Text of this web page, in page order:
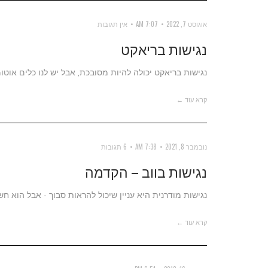
אוגוסט 7, 2022 7:07 AM אין תגובות
נגישות בריאקט
נגישות בריאקט יכולה להיות מסובכת, אבל יש לנו כלים
קרא עוד ←
נובמבר 8, 2021 7:38 AM 6 תגובות
נגישות בווב – הקדמה
נגישות מודרנית היא עניין שיכול להראות סבוך - אבל הוא
קרא עוד ←